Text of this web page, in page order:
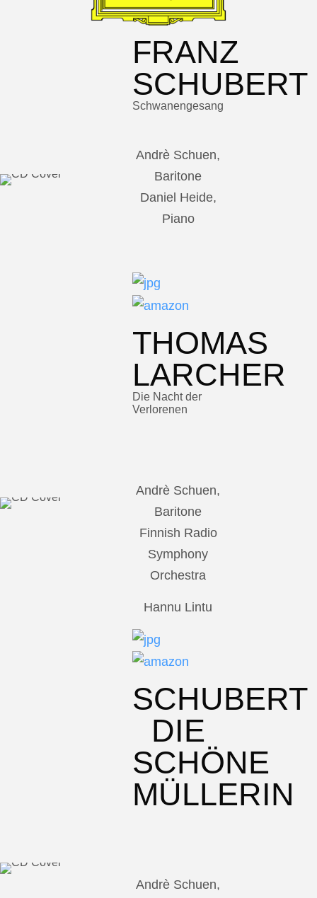
FRANZ
SCHUBERT
Schwanengesang
Andrè Schuen,
Baritone
Daniel Heide,
Piano
THOMAS
LARCHER
Die Nacht der
Verlorenen
Andrè Schuen,
Baritone
Finnish Radio
Symphony
Orchestra
Hannu Lintu
SCHUBERT
DIE
SCHÖNE
MÜLLERIN
Andrè Schuen,